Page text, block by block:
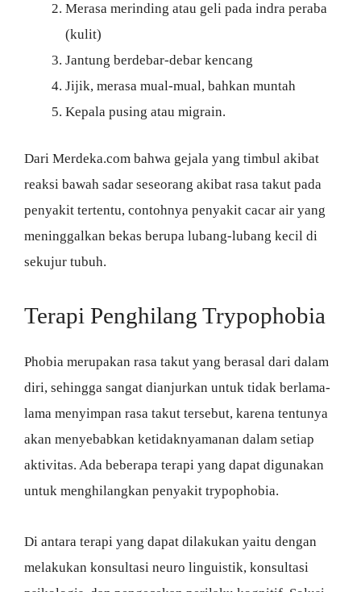
Merasa merinding atau geli pada indra peraba
(kulit)
Jantung berdebar-debar kencang
Jijik, merasa mual-mual, bahkan muntah
Kepala pusing atau migrain.
Dari Merdeka.com bahwa gejala yang timbul akibat
reaksi bawah sadar seseorang akibat rasa takut pada
penyakit tertentu, contohnya penyakit cacar air yang
meninggalkan bekas berupa lubang-lubang kecil di
sekujur tubuh.
Terapi Penghilang Trypophobia
Phobia merupakan rasa takut yang berasal dari dalam
diri, sehingga sangat dianjurkan untuk tidak berlama-
lama menyimpan rasa takut tersebut, karena tentunya
akan menyebabkan ketidaknyamanan dalam setiap
aktivitas. Ada beberapa terapi yang dapat digunakan
untuk menghilangkan penyakit trypophobia.
Di antara terapi yang dapat dilakukan yaitu dengan
melakukan konsultasi neuro linguistik, konsultasi